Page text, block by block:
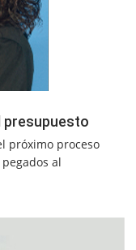
presupuesto
el próximo proceso
al